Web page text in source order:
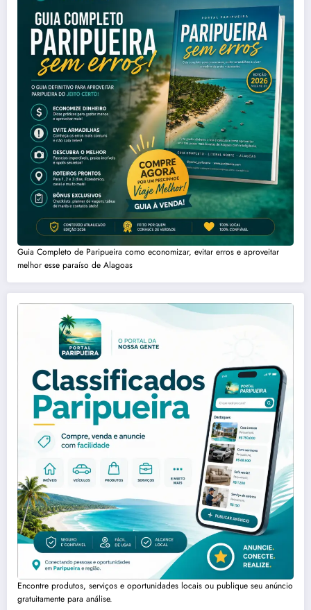
Guia Completo de Paripueira como economizar, evitar erros e aproveitar
melhor esse paraíso de Alagoas
Encontre produtos, serviços e oportunidades locais ou publique seu anúncio
gratuitamente para análise.